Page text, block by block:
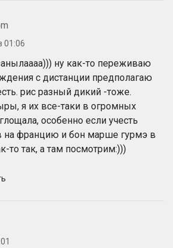
01:06
ну как-то переживаю
с дистанции предполагаю
рис разный дикий -тоже.
я их все-таки в огромных
особенно если учесть
на францию и бон марше гурмэ в
то так, а там посмотрим:)))